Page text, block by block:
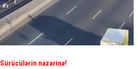
Sürücülərin nəzərinə!